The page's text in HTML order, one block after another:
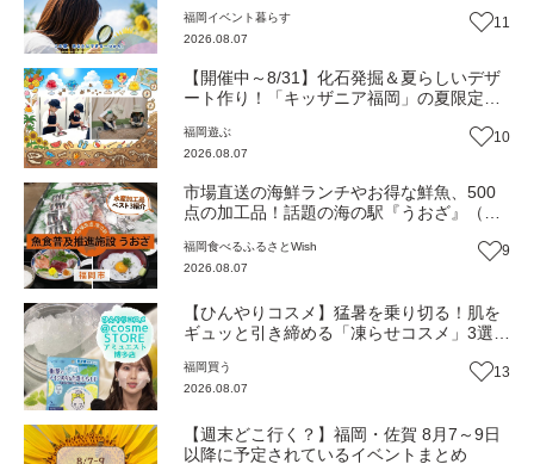
レンジ【一人一花はなきん便り】Vol.55
福岡 イベント暮らす
2026.08.07
11
【開催中～8/31】化石発掘＆夏らしいデザ
ート作り！「キッザニア福岡」の夏限定ア
福岡遊ぶ
2026.08.07
10
市場直送の海鮮ランチやお得な鮮魚、500
点の加工品！話題の海の駅『うおざ』（福
福岡食べる ふるさとWish
2026.08.07
9
【ひんやりコスメ】猛暑を乗り切る！肌を
ギュッと引き締める「凍らせコスメ」3選
福岡 買う
2026.08.07
13
【週末どこ行く？】福岡・佐賀 8月7～9日
以降に予定されているイベントまとめ